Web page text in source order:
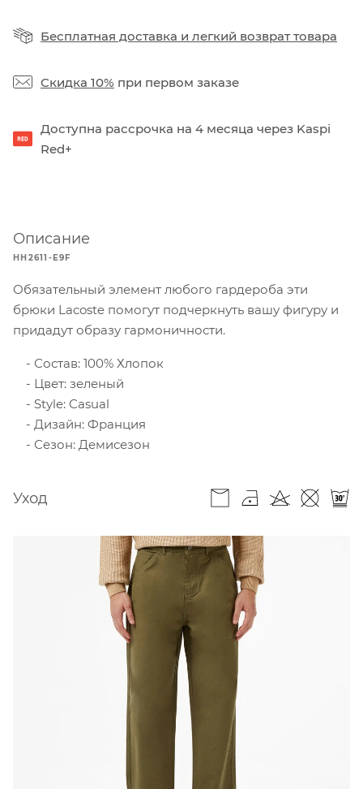
Бесплатная доставка и легкий возврат товара
Скидка 10% при первом заказе
Доступна рассрочка на 4 месяца через Kaspi
Red+
Описание
HH2611-E9F
Обязательный элемент любого гардероба эти
брюки Lacoste помогут подчеркнуть вашу фигуру и
придадут образу гармоничности.
Состав: 100% Хлопок
Цвет: зеленый
Style: Casual
Дизайн: Франция
Сезон: Демисезон
Уход